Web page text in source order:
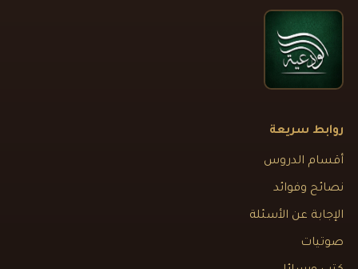
روابط سريعة
أقسام الدروس
نصائح وفوائد
الإجابة عن الأسئلة
صوتيات